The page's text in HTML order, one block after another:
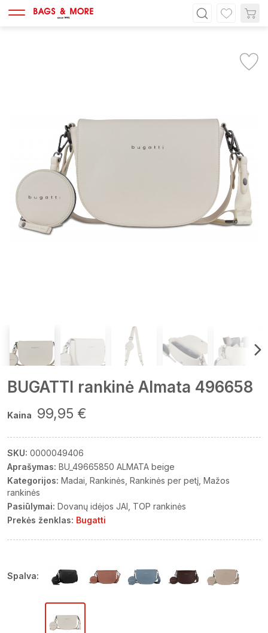
BUGATTI rankinė Almata 496658
Kaina 99,95 €
SKU: 0000049406
Aprašymas: BU_49665850 ALMATA beige
Kategorijos: Madai Rankinės Rankinės per petį Mažos
rankinės
Pasiūlymai: Dovanų idėjos JAI TOP rankinės
Prekės ženklas: Bugatti
Spalva: